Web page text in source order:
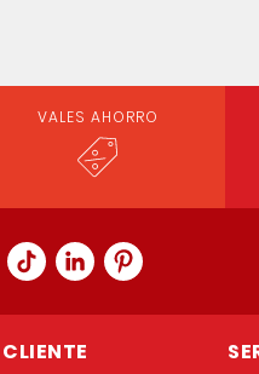
VALES AHORRO